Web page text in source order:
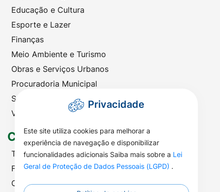
Educação e Cultura
Esporte e Lazer
Finanças
Meio Ambiente e Turismo
Obras e Serviços Urbanos
Procuradoria Municipal
Saúde
Viação e Transportes
Contato
Telefones Úteis
Fale com a Prefeitura
Ouvidoria | SIC
Privacidade
Este site utiliza cookies para melhorar a
experiência de navegação e disponibilizar
funcionalidades adicionais Saiba mais sobre a Lei
Geral de Proteção de Dados Pessoais (LGPD) .